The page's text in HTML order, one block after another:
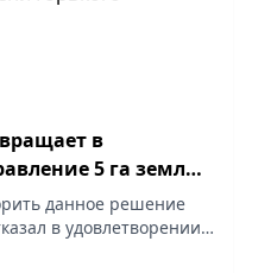
в
5 га земли
имени Горького
данное решение
в удовлетворении
vecher.kz.